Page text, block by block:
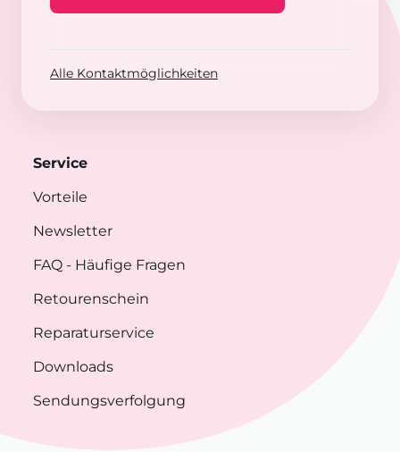
Alle Kontaktmöglichkeiten
Service
Vorteile
Newsletter
FAQ - Häufige Fragen
Retourenschein
Reparaturservice
Downloads
Sendungsverfolgung